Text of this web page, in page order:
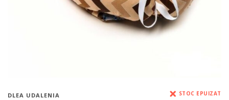
DLEA UDALENIA STOC EPUIZAT